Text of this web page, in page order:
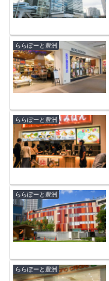
ららぽーと豊洲
ららぽーと豊洲
ららぽーと豊洲
ららぽーと豊洲